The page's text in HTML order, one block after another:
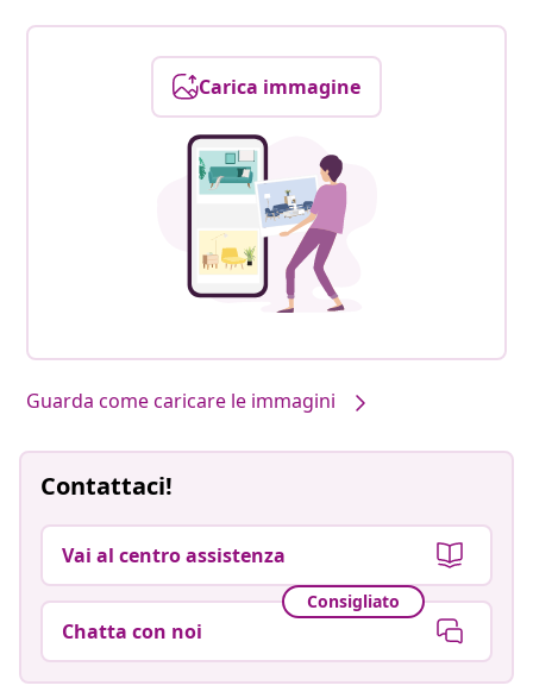
Carica immagine
Guarda come caricare le immagini
Contattaci!
Vai al centro assistenza
Consigliato
Chatta con noi